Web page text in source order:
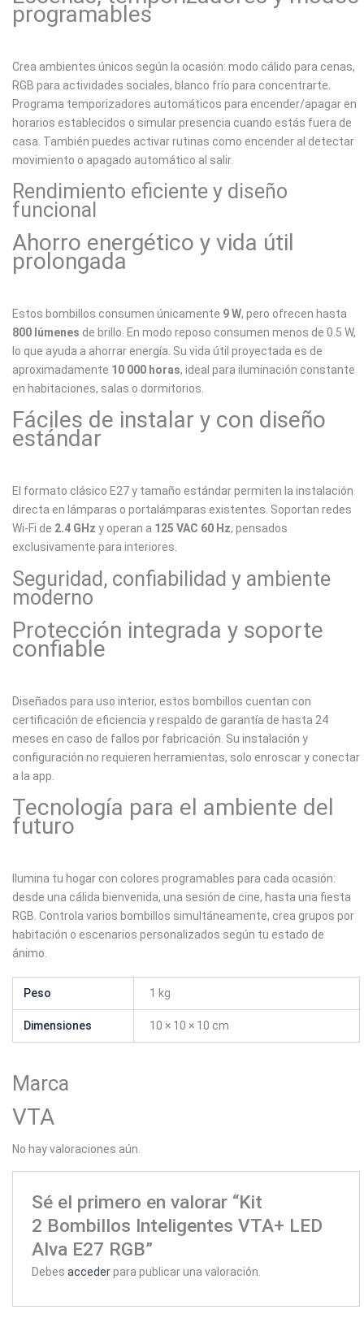
programables
Crea ambientes únicos según la ocasión: modo cálido para cenas,
RGB para actividades sociales, blanco frío para concentrarte.
Programa temporizadores automáticos para encender/apagar en
horarios establecidos o simular presencia cuando estás fuera de
casa. También puedes activar rutinas como encender al detectar
movimiento o apagado automático al salir.
Rendimiento eficiente y diseño
funcional
Ahorro energético y vida útil
prolongada
Estos bombillos consumen únicamente 9 W, pero ofrecen hasta
800 lúmenes de brillo. En modo reposo consumen menos de 0.5 W,
lo que ayuda a ahorrar energía. Su vida útil proyectada es de
aproximadamente 10 000 horas, ideal para iluminación constante
en habitaciones, salas o dormitorios.
Fáciles de instalar y con diseño
estándar
El formato clásico E27 y tamaño estándar permiten la instalación
directa en lámparas o portalámparas existentes. Soportan redes
Wi‑Fi de 2.4 GHz y operan a 125 VAC 60 Hz, pensados
exclusivamente para interiores.
Seguridad, confiabilidad y ambiente
moderno
Protección integrada y soporte
confiable
Diseñados para uso interior, estos bombillos cuentan con
certificación de eficiencia y respaldo de garantía de hasta 24
meses en caso de fallos por fabricación. Su instalación y
configuración no requieren herramientas, solo enroscar y conectar
a la app.
Tecnología para el ambiente del
futuro
Ilumina tu hogar con colores programables para cada ocasión:
desde una cálida bienvenida, una sesión de cine, hasta una fiesta
RGB. Controla varios bombillos simultáneamente, crea grupos por
habitación o escenarios personalizados según tu estado de
ánimo.
Peso 1 kg
Dimensiones 10 × 10 × 10 cm
Marca
VTA
No hay valoraciones aún.
Sé el primero en valorar “Kit
2 Bombillos Inteligentes VTA+ LED
Alva E27 RGB”
Debesaccederpara publicar una valoración.